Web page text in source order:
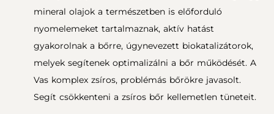
mineral olajok a természetben is előforduló
nyomelemeket tartalmaznak, aktív hatást
gyakorolnak a bőrre, úgynevezett biokatalizátorok,
melyek segítenek optimalizálni a bőr működését. A
Vas komplex zsíros, problémás bőrökre javasolt.
Segít csökkenteni a zsíros bőr kellemetlen tüneteit.